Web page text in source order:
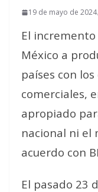
19 de mayo de 2024
El
México a
países con
comerciales,
apropiado
nacional ni el
acuerdo con
El pasado 23